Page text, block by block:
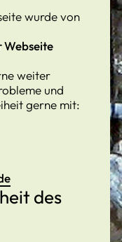
wurde von
Webseite
weiter
und
gerne mit:
des